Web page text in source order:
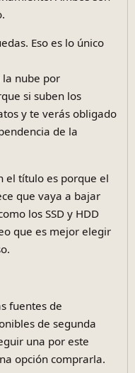
Eso es lo único
la nube por
si suben los
y te verás obligado
de la
el título es porque el
que vaya a bajar
los SSD y HDD
que es mejor elegir
fuentes de
de segunda
una por este
opción comprarla.